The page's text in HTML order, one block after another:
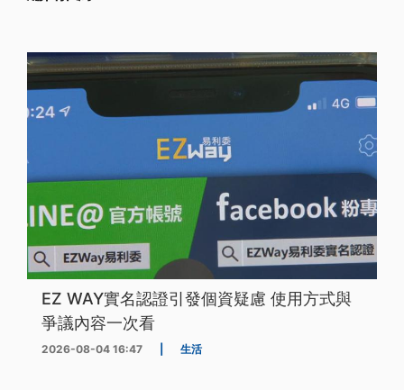
EZ WAY實名認證引發個資疑慮 使用方式與
爭議內容一次看
2026-08-04 16:47 生活